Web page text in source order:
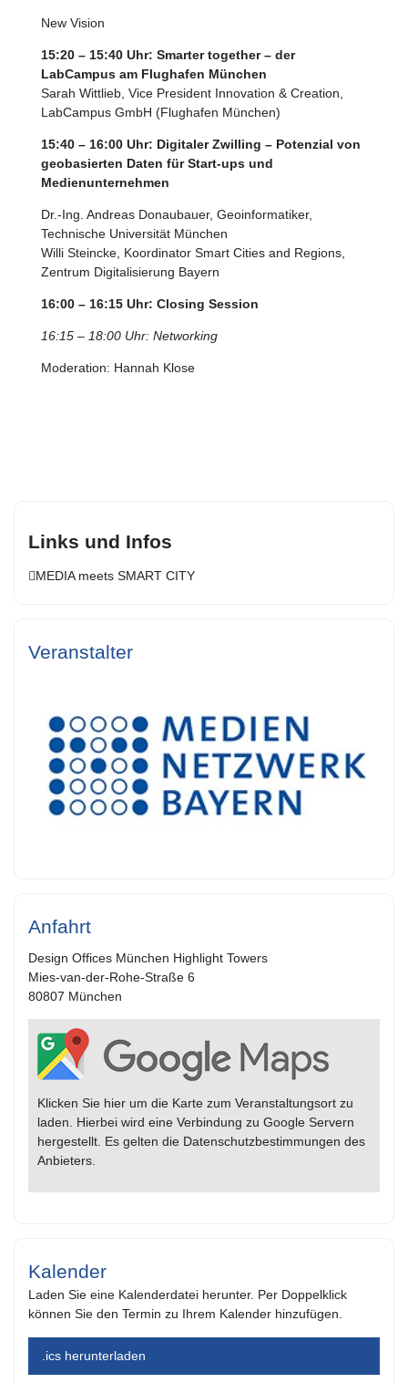
New Vision
15:20 – 15:40 Uhr: Smarter together – der
LabCampus am Flughafen München
Sarah Wittlieb, Vice President Innovation & Creation,
LabCampus GmbH (Flughafen München)
15:40 – 16:00 Uhr: Digitaler Zwilling – Potenzial von
geobasierten Daten für Start-ups und
Medienunternehmen
Dr.-Ing. Andreas Donaubauer, Geoinformatiker,
Technische Universität München
Willi Steincke, Koordinator Smart Cities and Regions,
Zentrum Digitalisierung Bayern
16:00 – 16:15 Uhr: Closing Session
16:15 – 18:00 Uhr: Networking
Moderation: Hannah Klose
Links und Infos
MEDIA meets SMART CITY
Veranstalter
Anfahrt
Design Offices München Highlight Towers
Mies-van-der-Rohe-Straße 6
80807 München
Klicken Sie hier um die Karte zum Veranstaltungsort zu
laden. Hierbei wird eine Verbindung zu Google Servern
hergestellt. Es gelten die Datenschutzbestimmungen des
Anbieters.
Kalender
Laden Sie eine Kalenderdatei herunter. Per Doppelklick
können Sie den Termin zu Ihrem Kalender hinzufügen.
.ics herunterladen